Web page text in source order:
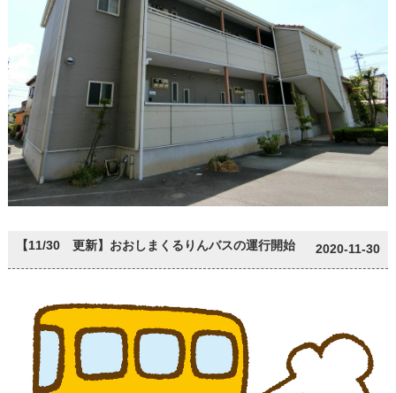
【11/30 更新】おおしまくるりんバスの運行開始 2020-11-30